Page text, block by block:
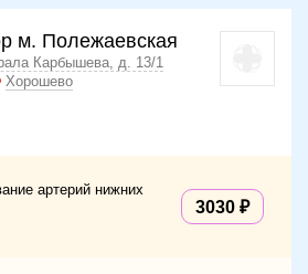
м. Полежаевская
Карбышева, д. 13/1
Хорошево
артерий нижних
3030